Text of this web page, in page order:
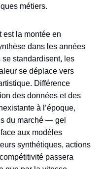
métiers.
est la montée en
dans les années
standardisent, les
se déplace vers
Différence
des données et des
à l’époque,
du marché — gel
aux modèles
synthétiques, actions
passera